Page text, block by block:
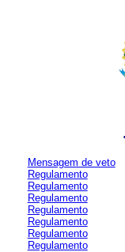
Mensagem de veto
Regulamento
Regulamento
Regulamento
Regulamento
Regulamento
Regulamento
Regulamento